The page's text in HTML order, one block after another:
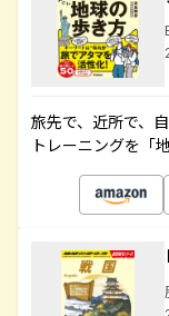
旅先で、近所で、
トレーニングを「